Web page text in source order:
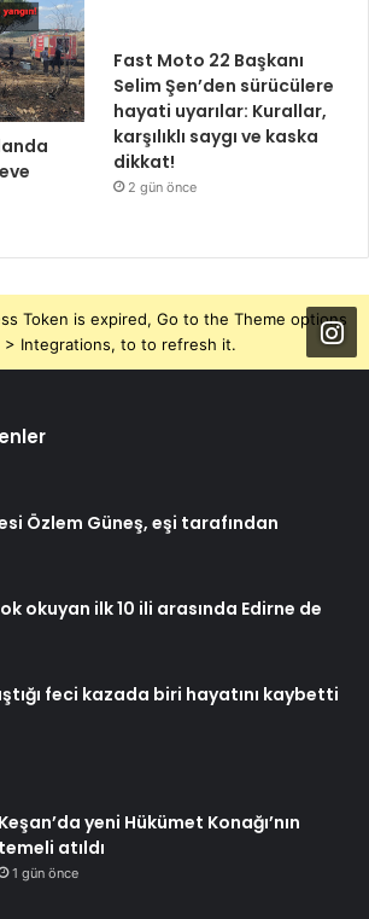
Fast Moto 22 Başkanı
Selim Şen’den sürücülere
hayati uyarılar: Kurallar,
karşılıklı saygı ve kaska
dikkat!
2 gün önce
Token is expired, Go to the Theme options
> Integrations, to to refresh it.
Özlem Güneş, eşi tarafından
okuyan ilk 10 ili arasında Edirne de
feci kazada biri hayatını kaybetti
Keşan’da yeni Hükümet Konağı’nın
temeli atıldı
1 gün önce